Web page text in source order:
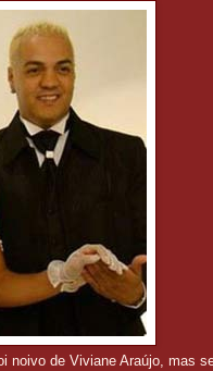
noivo de Viviane Araújo, mas